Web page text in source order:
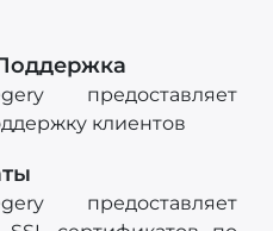
предоставляет
клиентов
предоставляет